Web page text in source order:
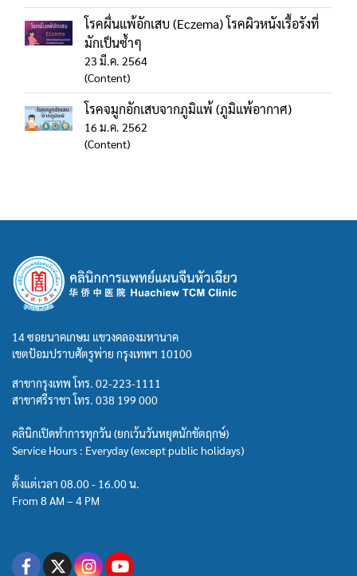
โรคผื่นแพ้อักเสบ (Eczema) โรคผิวหนังเรื้อรังที่
มักเป็นซ้ำๆ
23 มี.ค. 2564
(Content)
โรคจมูกอักเสบจากภูมิแพ้ (ภูมิแพ้อากาศ)
16 ม.ค. 2562
(Content)
14 ซอยนาคเกษม แขวงคลองมหานาค
เขตป้อมปราบศัตรูพ่าย กรุงเทพฯ 10100
สาขากรุงเทพ โทร. 02-223-1111
สาขาศรีราชา โทร. 038 199 000
คลินิกเปิดทำการทุกวัน (ยกเว้นวันหยุดนักขัตฤกษ์)
Service Hours : Everyday (except public holidays)
ตั้งแต่เวลา 08.00 - 16.00 น.
From 8 AM – 4 PM